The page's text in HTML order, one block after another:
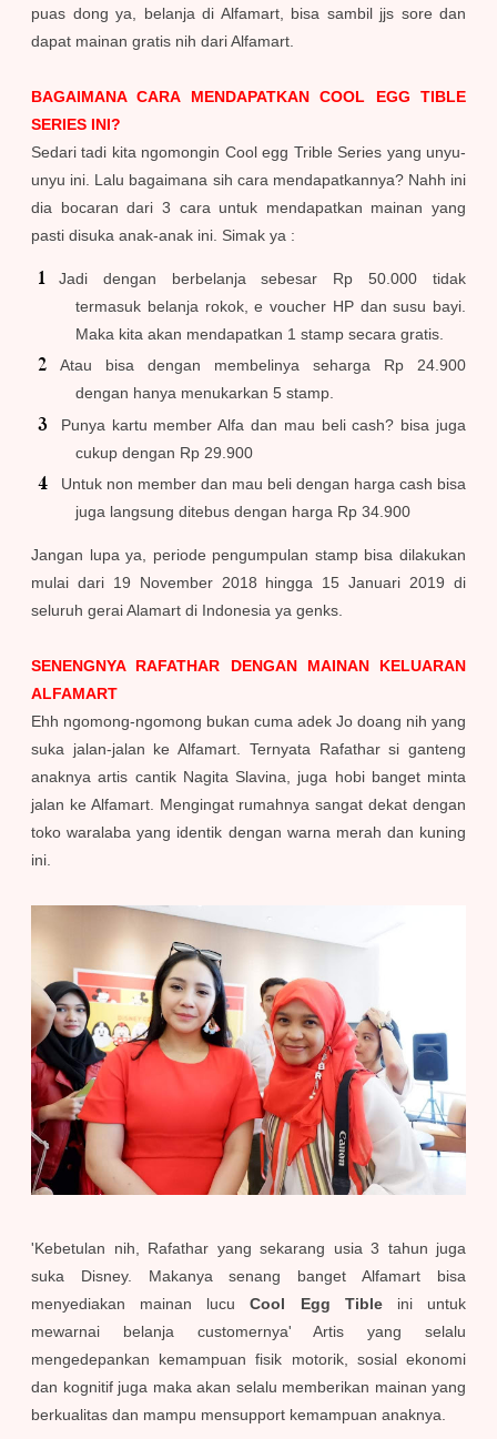
puas dong ya, belanja di Alfamart, bisa sambil jjs sore dan
dapat mainan gratis nih dari Alfamart.
BAGAIMANA CARA MENDAPATKAN COOL EGG TIBLE
SERIES INI?
Sedari tadi kita ngomongin Cool egg Trible Series yang unyu-
unyu ini. Lalu bagaimana sih cara mendapatkannya? Nahh ini
dia bocaran dari 3 cara untuk mendapatkan mainan yang
pasti disuka anak-anak ini. Simak ya :
Jadi dengan berbelanja sebesar Rp 50.000 tidak
termasuk belanja rokok, e voucher HP dan susu bayi.
Maka kita akan mendapatkan 1 stamp secara gratis.
Atau bisa dengan membelinya seharga Rp 24.900
dengan hanya menukarkan 5 stamp.
Punya kartu member Alfa dan mau beli cash? bisa juga
cukup dengan Rp 29.900
Untuk non member dan mau beli dengan harga cash bisa
juga langsung ditebus dengan harga Rp 34.900
Jangan lupa ya, periode pengumpulan stamp bisa dilakukan
mulai dari 19 November 2018 hingga 15 Januari 2019 di
seluruh gerai Alamart di Indonesia ya genks.
SENENGNYA RAFATHAR DENGAN MAINAN KELUARAN
ALFAMART
Ehh ngomong-ngomong bukan cuma adek Jo doang nih yang
suka jalan-jalan ke Alfamart. Ternyata Rafathar si ganteng
anaknya artis cantik Nagita Slavina, juga hobi banget minta
jalan ke Alfamart. Mengingat rumahnya sangat dekat dengan
toko waralaba yang identik dengan warna merah dan kuning
ini.
'Kebetulan nih, Rafathar yang sekarang usia 3 tahun juga
suka Disney. Makanya senang banget Alfamart bisa
menyediakan mainan lucuCool Egg Tibleini untuk
mewarnai belanja customernya' Artis yang selalu
mengedepankan kemampuan fisik motorik, sosial ekonomi
dan kognitif juga maka akan selalu memberikan mainan yang
berkualitas dan mampu mensupport kemampuan anaknya.